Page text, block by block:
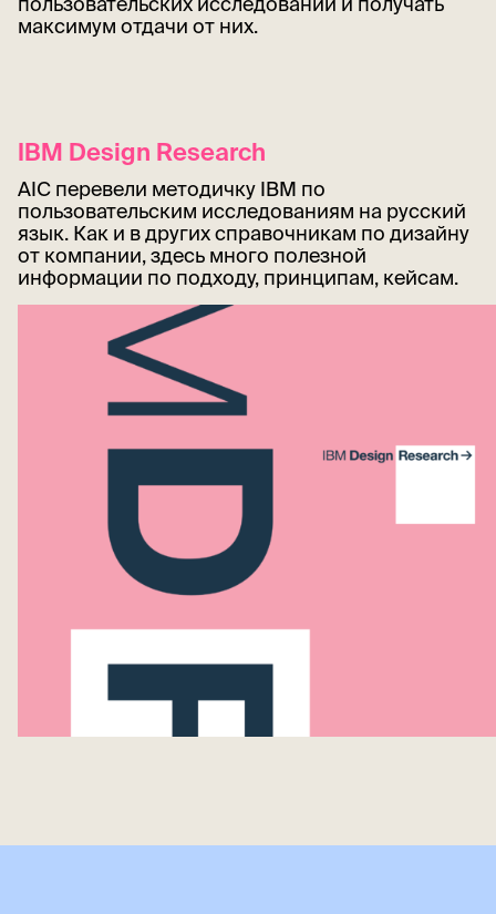
максимум отдачи от них.
IBM Design Research
AIC перевели методичку IBM по
пользовательским исследованиям на русский
язык. Как и в других справочникам по дизайну
от компании, здесь много полезной
информации по подходу, принципам, кейсам.